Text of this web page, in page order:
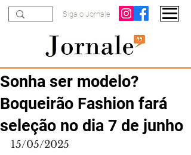
Siga o Jornale
Sonha ser modelo?
Boqueirão Fashion fará
seleção no dia 7 de junho
15/05/2025